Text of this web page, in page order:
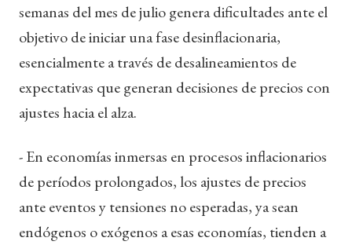
semanas del mes de julio genera dificultades ante el
objetivo de iniciar una fase desinflacionaria,
esencialmente a través de desalineamientos de
expectativas que generan decisiones de precios con
ajustes hacia el alza.
- En economías inmersas en procesos inflacionarios
de períodos prolongados, los ajustes de precios
ante eventos y tensiones no esperadas, ya sean
endógenos o exógenos a esas economías, tienden a